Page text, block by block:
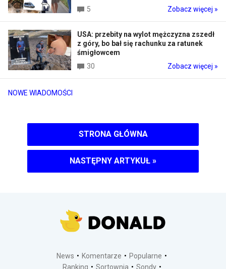
NOWE WIADOMOŚCI
5
Zobacz więcej »
USA: przebity na wylot mężczyzna zszedł
z góry, bo bał się rachunku za ratunek
śmigłowcem
30
Zobacz więcej »
STRONA GŁÓWNA
NASTĘPNY ARTYKUŁ »
News Komentarze
Popularne
Ranking
Sortownia Sondy